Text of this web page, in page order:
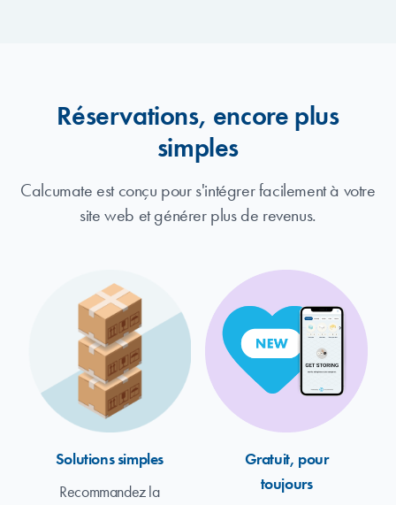
Réservations, encore plus
simples
Calcumate est conçu pour s'intégrer facilement à votre
site web et générer plus de revenus.
Solutions simples
Recommandez la
Gratuit, pour
toujours